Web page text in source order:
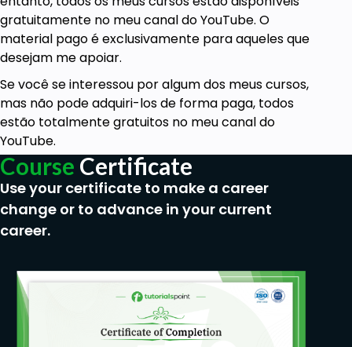
gratuitamente no meu canal do YouTube. O
material pago é exclusivamente para aqueles que
desejam me apoiar.
Se você se interessou por algum dos meus cursos,
mas não pode adquiri-los de forma paga, todos
estão totalmente gratuitos no meu canal do
YouTube.
Course Certificate
Use your certificate to make a career
change or to advance in your current
career.